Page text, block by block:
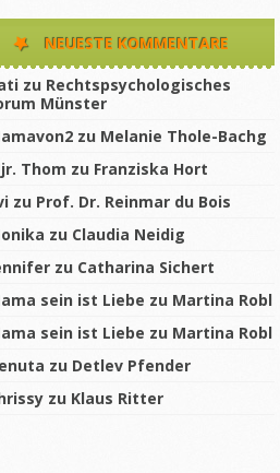
NEUESTE KOMMENTARE
zu Rechtspsychologisches
Münster
zu Melanie Thole-Bachg
Thom zu Franziska Hort
zu Prof. Dr. Reinmar du Bois
zu Claudia Neidig
zu Catharina Sichert
sein ist Liebe zu Martina Robl
sein ist Liebe zu Martina Robl
zu Detlev Pfender
zu Klaus Ritter